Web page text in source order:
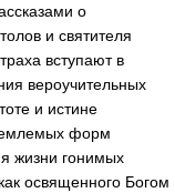
о
и святителя
вступают в
вероучительных
и истине
форм
жизни гонимых
освященного Богом